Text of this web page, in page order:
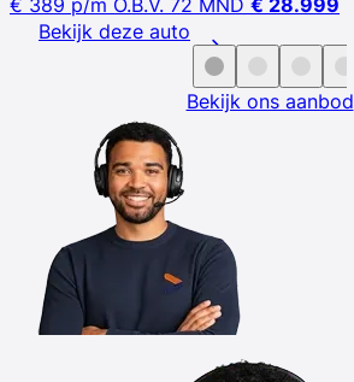
Bekijk deze auto
Bekijk ons aanbod